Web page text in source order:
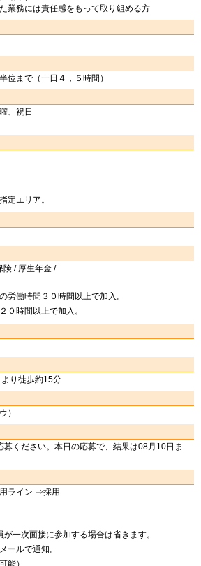
業務には責任感をもって取り組める方
位まで（一日４，５時間）
、祝日
定エリア。
険 / 厚生年金 /
労働時間３０時間以上で加入。
０時間以上で加入。
り徒歩約15分
）
ください。本日の応募で、結果は08月10日ま
ライン ⇒採用
一次面接に参加する場合は省きます。
ールで通知。
能）